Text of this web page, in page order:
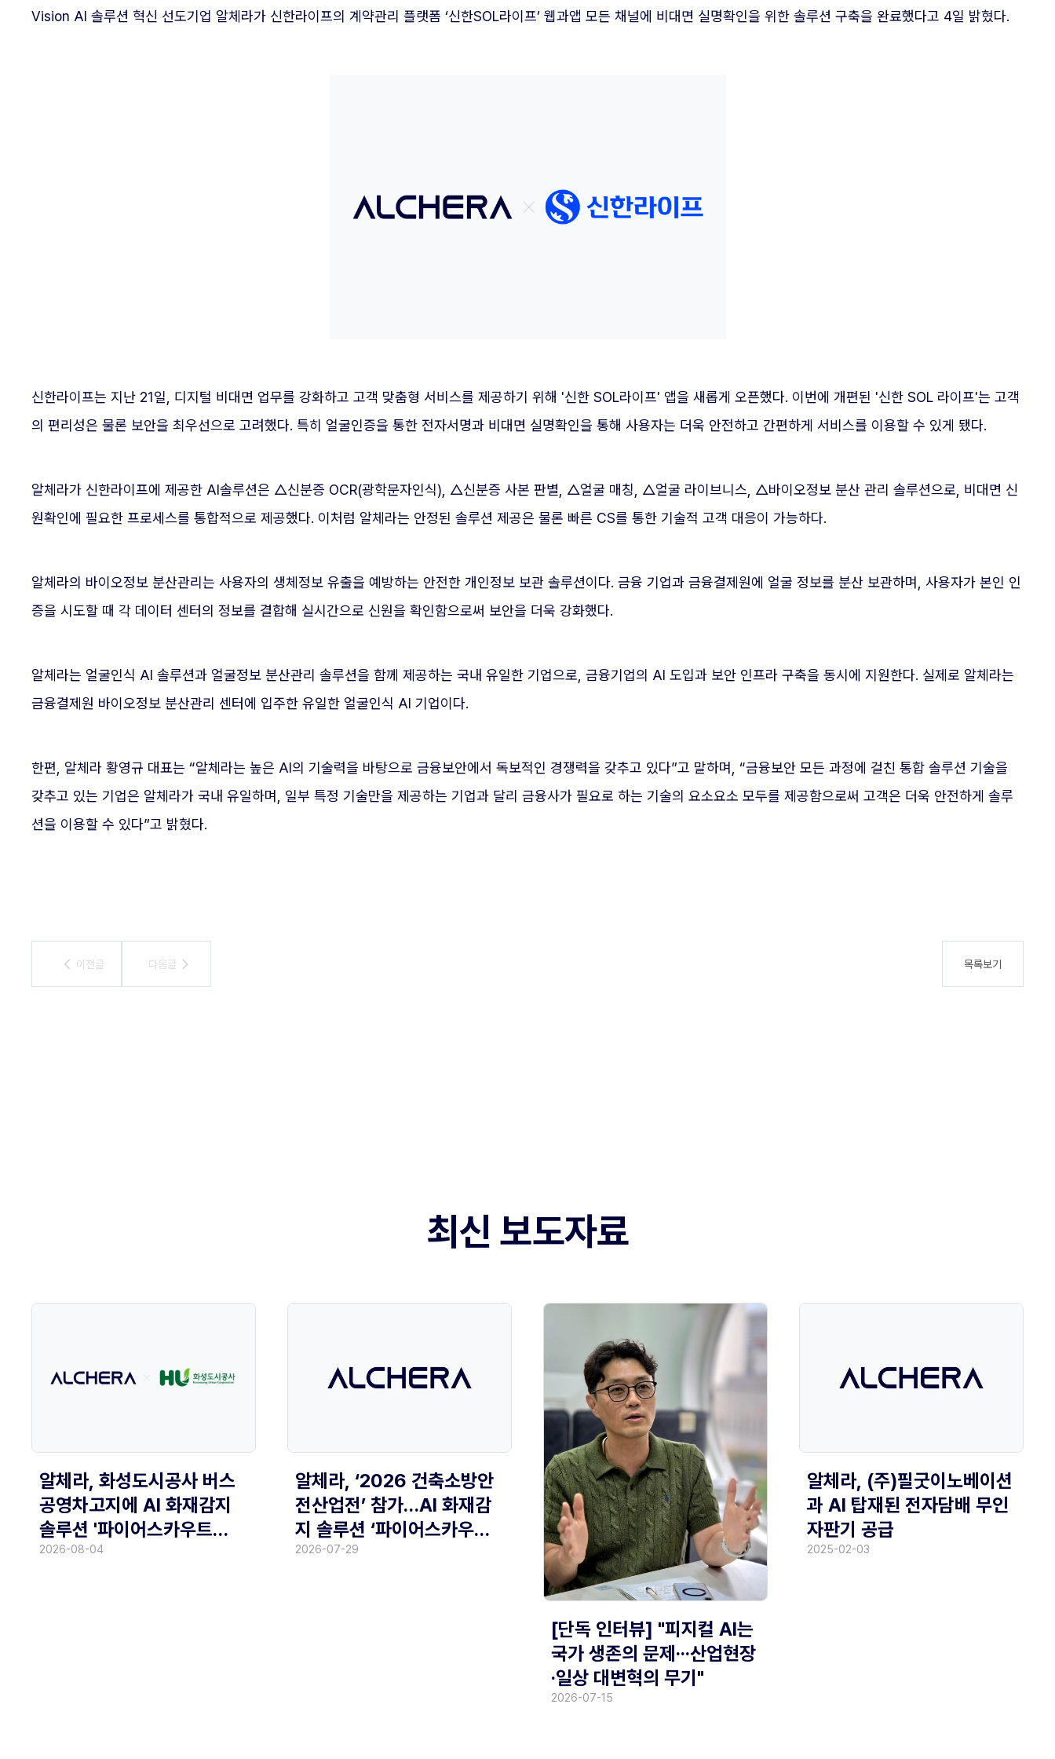
Vision AI 솔루션 혁신 선도기업 알체라가 신한라이프의 계약관리 플랫폼 ‘신한SOL라이프’ 웹과앱 모든 채널에 비대면 실명확인을 위한 솔루션 구축을 완료했다고 4일 밝혔다.
신한라이프는 지난 21일, 디지털 비대면 업무를 강화하고 고객 맞춤형 서비스를 제공하기 위해 '신한 SOL라이프' 앱을 새롭게 오픈했다. 이번에 개편된 '신한 SOL 라이프'는 고객
의 편리성은 물론 보안을 최우선으로 고려했다. 특히 얼굴인증을 통한 전자서명과 비대면 실명확인을 통해 사용자는 더욱 안전하고 간편하게 서비스를 이용할 수 있게 됐다.
알체라가 신한라이프에 제공한 AI솔루션은 △신분증 OCR(광학문자인식), △신분증 사본 판별, △얼굴 매칭, △얼굴 라이브니스, △바이오정보 분산 관리 솔루션으로, 비대면 신
원확인에 필요한 프로세스를 통합적으로 제공했다. 이처럼 알체라는 안정된 솔루션 제공은 물론 빠른 CS를 통한 기술적 고객 대응이 가능하다.
알체라의 바이오정보 분산관리는 사용자의 생체정보 유출을 예방하는 안전한 개인정보 보관 솔루션이다. 금융 기업과 금융결제원에 얼굴 정보를 분산 보관하며, 사용자가 본인 인
증을 시도할 때 각 데이터 센터의 정보를 결합해 실시간으로 신원을 확인함으로써 보안을 더욱 강화했다.
알체라는 얼굴인식 AI 솔루션과 얼굴정보 분산관리 솔루션을 함께 제공하는 국내 유일한 기업으로, 금융기업의 AI 도입과 보안 인프라 구축을 동시에 지원한다. 실제로 알체라는
금융결제원 바이오정보 분산관리 센터에 입주한 유일한 얼굴인식 AI 기업이다.
한편, 알체라 황영규 대표는 “알체라는 높은 AI의 기술력을 바탕으로 금융보안에서 독보적인 경쟁력을 갖추고 있다”고 말하며, “금융보안 모든 과정에 걸친 통합 솔루션 기술을
갖추고 있는 기업은 알체라가 국내 유일하며, 일부 특정 기술만을 제공하는 기업과 달리 금융사가 필요로 하는 기술의 요소요소 모두를 제공함으로써 고객은 더욱 안전하게 솔루
션을 이용할 수 있다”고 밝혔다.
이전글
이전글 다음글
다음글 목록보기
최신 보도자료
알체라, 화성도시공사 버스
공영차고지에 AI 화재감지
솔루션 '파이어스카우트
(FireScout)' 공급
2026-08-04
알체라, ‘2026 건축소방안
전산업전’ 참가…AI 화재감
지 솔루션 ‘파이어스카우트’
선보여
2026-07-29
[단독 인터뷰] "피지컬 AI는
국가 생존의 문제···산업현장
·일상 대변혁의 무기"
2026-07-15
알체라, (주)필굿이노베이션
과 AI 탑재된 전자담배 무인
자판기 공급
2025-02-03